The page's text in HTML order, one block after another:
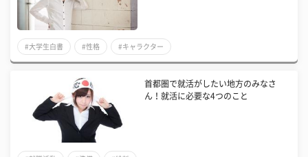
#大学生白書 #性格 #キャラクター
首都圏で就活がしたい地方のみなさ
ん！就活に必要な4つのこと